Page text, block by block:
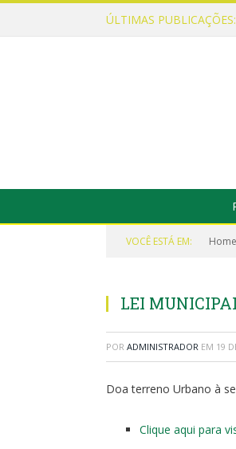
ÚLTIMAS PUBLICAÇÕES:
VOCÊ ESTÁ EM: Home
LEI
POR ADMINISTRADOR EM 19
Doa terreno Urbano à
Clique aqui para